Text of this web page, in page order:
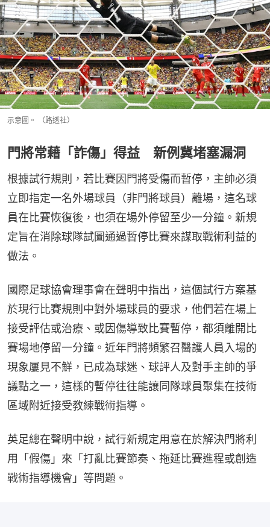
示意圖。 （路透社）
門將常藉「詐傷」得益 新例冀堵塞漏洞
根據試行規則，若比賽因門將受傷而暫停，主帥必須
立即指定一名外場球員（非門將球員）離場，這名球
員在比賽恢復後，也須在場外停留至少一分鐘。新規
定旨在消除球隊試圖通過暫停比賽來謀取戰術利益的
做法。
國際足球協會理事會在聲明中指出，這個試行方案基
於現行比賽規則中對外場球員的要求，他們若在場上
接受評估或治療、或因傷導致比賽暫停，都須離開比
賽場地停留一分鐘。近年門將頻繁召醫護人員入場的
現象屢見不鮮，已成為球迷、球評人及對手主帥的爭
議點之一，這樣的暫停往往能讓同隊球員聚集在技術
區域附近接受教練戰術指導。
英足總在聲明中說，試行新規定用意在於解決門將利
用「假傷」來「打亂比賽節奏、拖延比賽進程或創造
戰術指導機會」等問題。